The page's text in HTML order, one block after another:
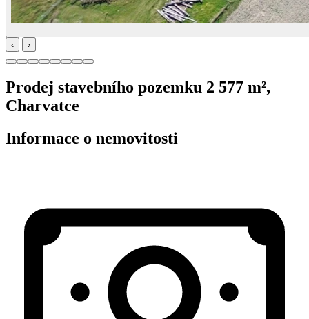
‹ ›
Prodej stavebního pozemku 2 577 m²,
Charvatce
Informace o nemovitosti